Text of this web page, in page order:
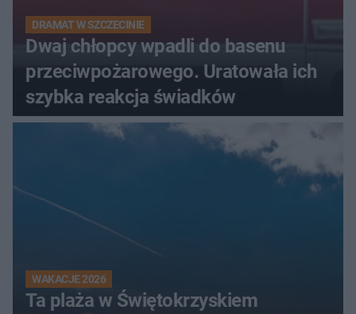
DRAMAT W SZCZECINIE
Dwaj chłopcy wpadli do basenu
przeciwpożarowego. Uratowała ich
szybka reakcja świadków
WAKACJE 2026
Ta plaża w Świętokrzyskiem